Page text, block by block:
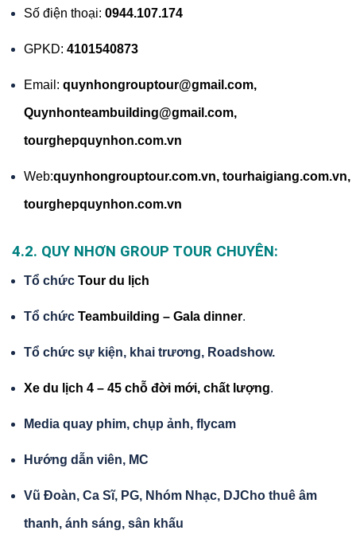
Số điện thoại: 0944.107.174
GPKD: 4101540873
Email: quynhongrouptour@gmail.com,
Quynhonteambuilding@gmail.com,
tourghepquynhon.com.vn
Web:quynhongrouptour.com.vn, tourhaigiang.com.vn,
tourghepquynhon.com.vn
4.2. QUY NHƠN GROUP TOUR CHUYÊN:
Tổ chức Tour du lịch
Tổ chức Teambuilding – Gala dinner.
Tổ chức sự kiện, khai trương, Roadshow.
Xe du lịch 4 – 45 chỗ đời mới, chất lượng.
Media quay phim, chụp ảnh, flycam
Hướng dẫn viên, MC
Vũ Đoàn, Ca Sĩ, PG, Nhóm Nhạc, DJCho thuê âm
thanh, ánh sáng, sân khấu